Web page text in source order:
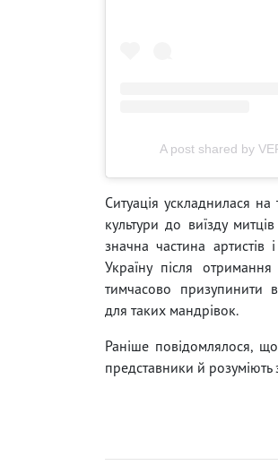
A post shared by
Ситуація ускладнилася на
культури до виїзду
значна частина артистів
Україну після
тимчасово призупинити
для таких мандрівок.
Раніше повідомлялося,
представники й розуміють